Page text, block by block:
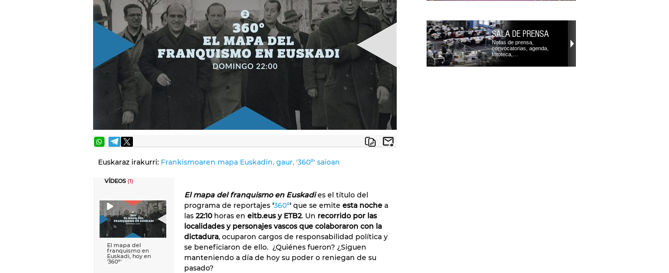
Euskaraz irakurri: Frankismoaren mapa Euskadin, gaur, '360º' saioan
VÍDEOS (1)
El mapa del
franquismo en
Euskadi, hoy en
'360º'
El mapa del franquismo en Euskadies el título del
programa de reportajes '360º' que se emite esta noche a
las 22:10horas en eitb.eus y ETB2. Un recorrido por las
localidades y personajes vascos que colaboraron con la
dictadura, ocuparon cargos de responsabilidad política y
se beneficiaron de ello. ¿Quiénes fueron? ¿Siguen
manteniendo a día de hoy su poder o reniegan de su
pasado?
SALA DE PRENSA
Notas de prensa,
convocatorias, agenda,
fototeca,…